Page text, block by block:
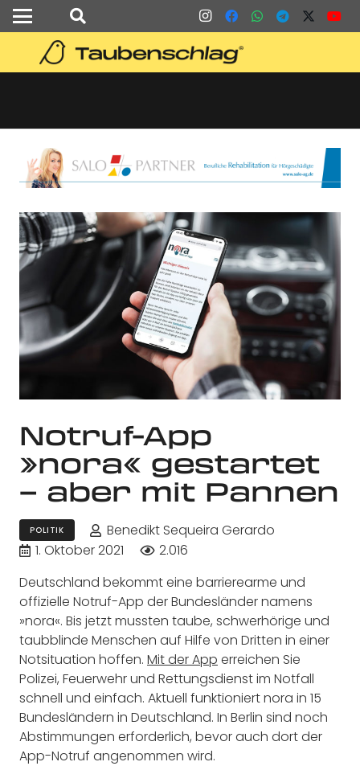
Notruf-App
»nora« gestartet
– aber mit Pannen
POLITIK
Benedikt Sequeira Gerardo
1. Oktober 2021
2.016
Deutschland bekommt eine barrierearme und
offizielle Notruf-App der Bundesländer namens
»nora«. Bis jetzt mussten taube, schwerhörige und
taubblinde Menschen auf Hilfe von Dritten in einer
Notsituation hoffen. Mit der App erreichen Sie
Polizei, Feuerwehr und Rettungsdienst im Notfall
schnell und einfach. Aktuell funktioniert nora in 15
Bundesländern in Deutschland. In Berlin sind noch
Abstimmungen erforderlich, bevor auch dort der
App-Notruf angenommen wird.